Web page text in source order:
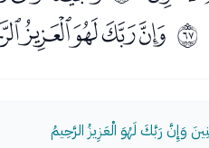
ﱂ
وَإِنَّ رَبَّكَ لَهُوَ الْعَزِيزُ الرَّحِيمُ